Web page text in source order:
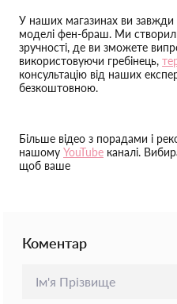
У наших магазинах ви завжди
моделі фен-браш. Ми
зручності, де ви зможете
використовуючи гребінець,
консультацію від наших
безкоштовною.
Більше відео з порадами і
нашому YouTube каналі.
щоб ваше
Коментар